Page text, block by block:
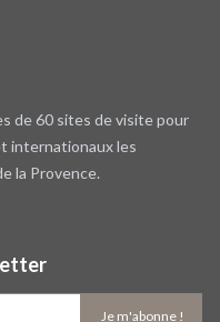
de 60 sites de visite pour
internationaux les
la Provence.